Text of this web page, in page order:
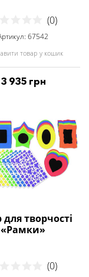
(0)
67542
товар у кошик
3 935 грн
для творчості
«Рамки»
(0)